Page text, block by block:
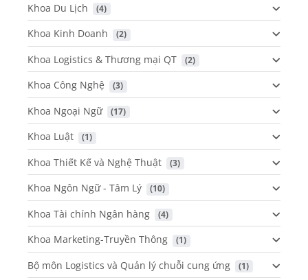
Khoa Du Lịch (4)
Khoa Kinh Doanh (2)
Khoa Logistics & Thương mại QT (2)
Khoa Công Nghệ (3)
Khoa Ngoại Ngữ (17)
Khoa Luật (1)
Khoa Thiết Kế và Nghệ Thuật (3)
Khoa Ngôn Ngữ - Tâm Lý (10)
Khoa Tài chính Ngân hàng (4)
Khoa Marketing-Truyền Thông (1)
Bộ môn Logistics và Quản lý chuỗi cung ứng (1)